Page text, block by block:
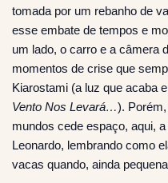
tomada por um rebanho de
esse embate de tempos e
um lado, o carro e a câmera
momentos de crise que
Kiarostami (a luz que acaba
Vento Nos Levará…).
mundos cede espaço, aqui,
Leonardo, lembrando como
vacas quando, ainda